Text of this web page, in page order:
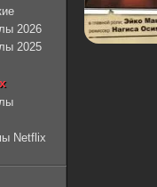
2026
2025
Netflix